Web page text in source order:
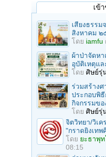
เข้
เสียงธรร
สิงหาคม
โดย iamfu
ผ้าป่าจัดห
อุบัติเหตุแล
โดย ศิษย์รุ่
ร่วมสร้างศ
ประกอบพิ
กิจกรรมขอ
โดย ศิษย์รุ่
จิตวิทยา/วิเค
"กราดยิงเท
โดย ยะธาพุ
08:15